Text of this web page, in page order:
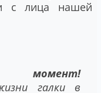
с лица нашей
момент!
галки в